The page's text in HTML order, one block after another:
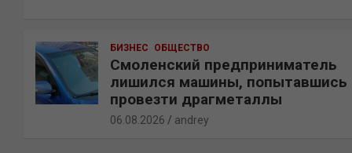
БИЗНЕС ОБЩЕСТВО
Смоленский предприниматель
лишился машины, попытавшись
провезти драгметаллы
06.08.2026 andrey